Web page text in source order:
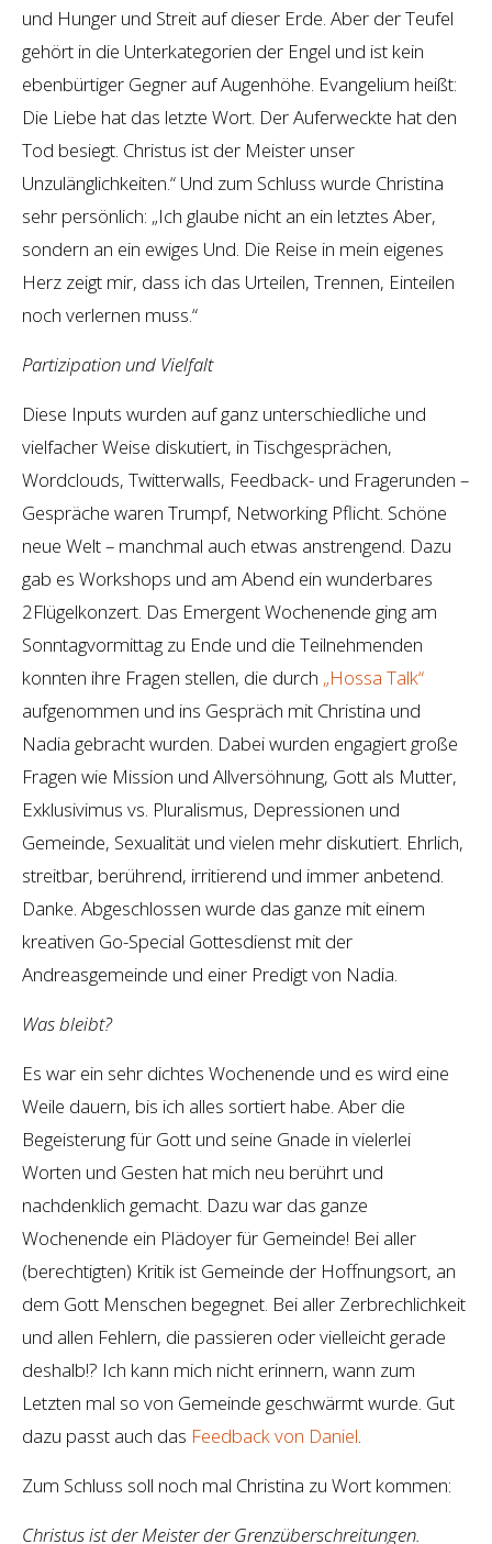
und Hunger und Streit auf dieser Erde. Aber der Teufel
gehört in die Unterkategorien der Engel und ist kein
ebenbürtiger Gegner auf Augenhöhe. Evangelium heißt:
Die Liebe hat das letzte Wort. Der Auferweckte hat den
Tod besiegt. Christus ist der Meister unser
Unzulänglichkeiten.“ Und zum Schluss wurde Christina
sehr persönlich: „Ich glaube nicht an ein letztes Aber,
sondern an ein ewiges Und. Die Reise in mein eigenes
Herz zeigt mir, dass ich das Urteilen, Trennen, Einteilen
noch verlernen muss.“
Partizipation und Vielfalt
Diese Inputs wurden auf ganz unterschiedliche und
vielfacher Weise diskutiert, in Tischgesprächen,
Wordclouds, Twitterwalls, Feedback- und Fragerunden –
Gespräche waren Trumpf, Networking Pflicht. Schöne
neue Welt – manchmal auch etwas anstrengend. Dazu
gab es Workshops und am Abend ein wunderbares
2Flügelkonzert. Das Emergent Wochenende ging am
Sonntagvormittag zu Ende und die Teilnehmenden
konnten ihre Fragen stellen, die durch „Hossa Talk“
aufgenommen und ins Gespräch mit Christina und
Nadia gebracht wurden. Dabei wurden engagiert große
Fragen wie Mission und Allversöhnung, Gott als Mutter,
Exklusivimus vs. Pluralismus, Depressionen und
Gemeinde, Sexualität und vielen mehr diskutiert. Ehrlich,
streitbar, berührend, irritierend und immer anbetend.
Danke. Abgeschlossen wurde das ganze mit einem
kreativen Go-Special Gottesdienst mit der
Andreasgemeinde und einer Predigt von Nadia.
Was bleibt?
Es war ein sehr dichtes Wochenende und es wird eine
Weile dauern, bis ich alles sortiert habe. Aber die
Begeisterung für Gott und seine Gnade in vielerlei
Worten und Gesten hat mich neu berührt und
nachdenklich gemacht. Dazu war das ganze
Wochenende ein Plädoyer für Gemeinde! Bei aller
(berechtigten) Kritik ist Gemeinde der Hoffnungsort, an
dem Gott Menschen begegnet. Bei aller Zerbrechlichkeit
und allen Fehlern, die passieren oder vielleicht gerade
deshalb!? Ich kann mich nicht erinnern, wann zum
Letzten mal so von Gemeinde geschwärmt wurde. Gut
dazu passt auch das Feedback von Daniel.
Zum Schluss soll noch mal Christina zu Wort kommen:
Christus ist der Meister der Grenzüberschreitungen.